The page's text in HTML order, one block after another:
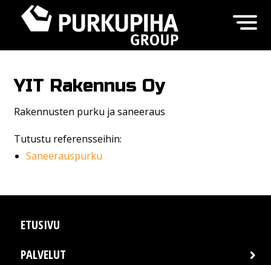
YIT Rakennus Oy
Rakennusten purku ja saneeraus
Tutustu referensseihin:
Saneerauspurku
ETUSIVU
PALVELUT